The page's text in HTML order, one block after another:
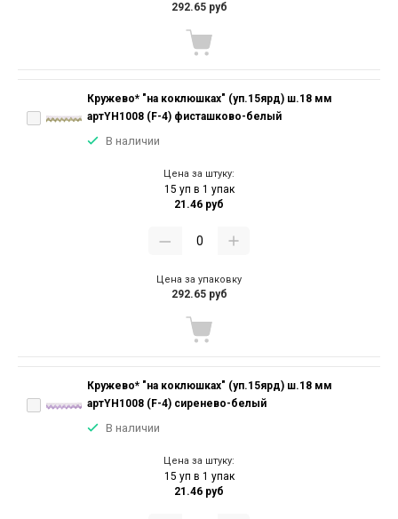
292.65 руб
Кружево* "на коклюшках" (уп.15ярд) ш.18 мм
артYH1008 (F-4) фисташково-белый
В наличии
Цена за штуку:
15 уп в 1 упак
21.46 руб
Цена за упаковку
292.65 руб
Кружево* "на коклюшках" (уп.15ярд) ш.18 мм
артYH1008 (F-4) сиренево-белый
В наличии
Цена за штуку:
15 уп в 1 упак
21.46 руб